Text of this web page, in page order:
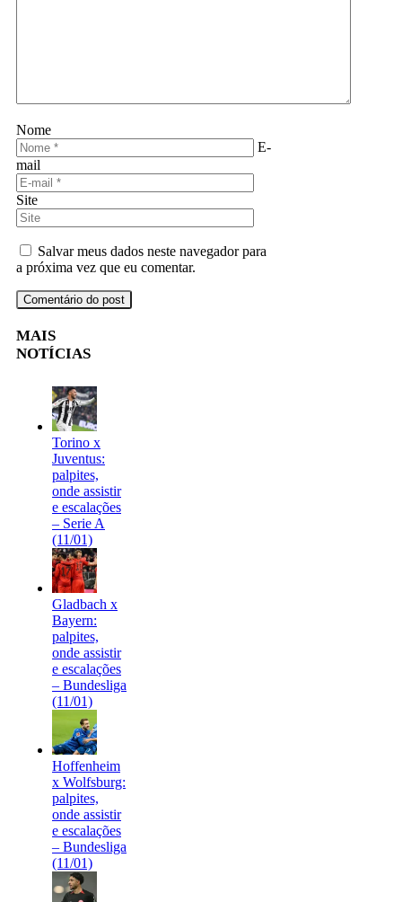
Nome
E-
mail
Site
Salvar meus dados neste navegador para
a próxima vez que eu comentar.
MAIS
NOTÍCIAS
Torino x
Juventus:
palpites,
onde assistir
e escalações
– Serie A
(11/01)
Gladbach x
Bayern:
palpites,
onde assistir
e escalações
– Bundesliga
(11/01)
Hoffenheim
x Wolfsburg:
palpites,
onde assistir
e escalações
– Bundesliga
(11/01)